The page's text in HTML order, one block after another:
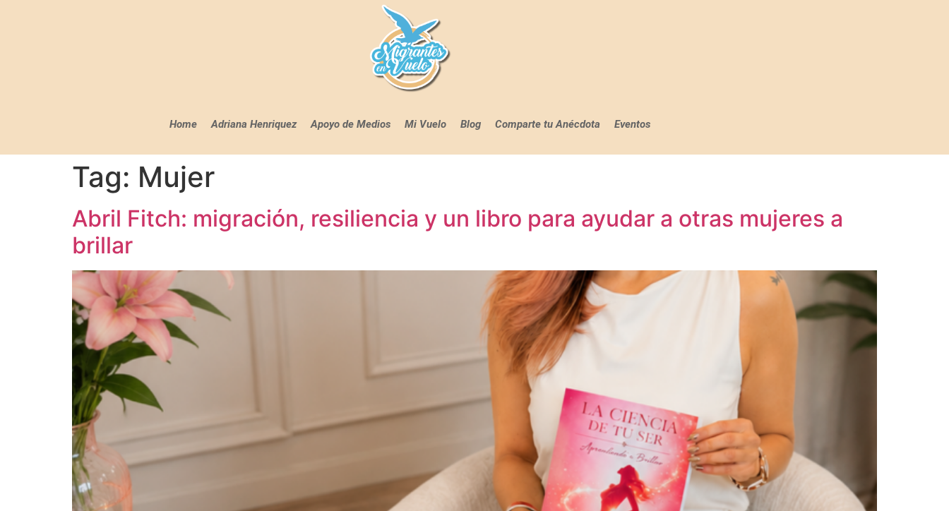
Home Adriana Henriquez Apoyo de Medios Mi Vuelo Blog Comparte tu Anécdota Eventos
Tag: Mujer
Abril Fitch: migración, resiliencia y un libro para ayudar a otras mujeres a
brillar